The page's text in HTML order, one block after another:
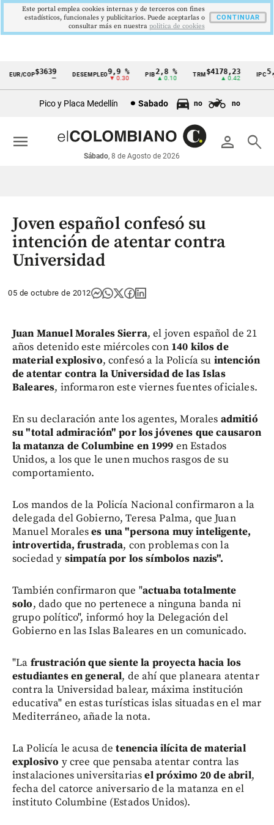
Cintillo
económicos
Colombia
EUR/COP$3639 DESEMPLEO9,9 %
▼ 0.30
2,8 %
▲ 0.10
TRM$4178,23
▲ 0.42 ▼
Pico y Placa Medellín Sabado no no
person search
Sábado, 8 de Agosto de 2026
menu
Joven español confesó su
intención de atentar contra
Universidad
05 de octubre de 2012
Juan Manuel Morales Sierra, el joven español de 21
años detenido este miércoles con 140 kilos de
material explosivo, confesó a la Policía su intención
de atentar contra la Universidad de las Islas
Baleares, informaron este viernes fuentes oficiales.
En su declaración ante los agentes, Morales admitió
su "total admiración" por los jóvenes que causaron
la matanza de Columbine en 1999 en Estados
Unidos, a los que le unen muchos rasgos de su
comportamiento.
Los mandos de la Policía Nacional confirmaron a la
delegada del Gobierno, Teresa Palma, que Juan
Manuel Moraleses una "persona muy inteligente,
introvertida, frustrada, con problemas con la
sociedad y simpatía por los símbolos nazis".
También confirmaron que "actuaba totalmente
solo, dado que no pertenece a ninguna banda ni
grupo político", informó hoy la Delegación del
Gobierno en las Islas Baleares en un comunicado.
"La frustración que siente la proyecta hacia los
estudiantes en general, de ahí que planeara atentar
contra la Universidad balear, máxima institución
educativa" en estas turísticas islas situadas en el mar
Mediterráneo, añade la nota.
La Policía le acusa detenencia ilícita de material
explosivo y cree que pensaba atentar contra las
instalaciones universitariasel próximo 20 de abril,
fecha del catorce aniversario de la matanza en el
instituto Columbine (Estados Unidos).
Este portal emplea cookies internas y de terceros con fines
estadísticos, funcionales y publicitarios. Puede aceptarlas o
consultar más en nuestra politica de cookies
CONTINUAR